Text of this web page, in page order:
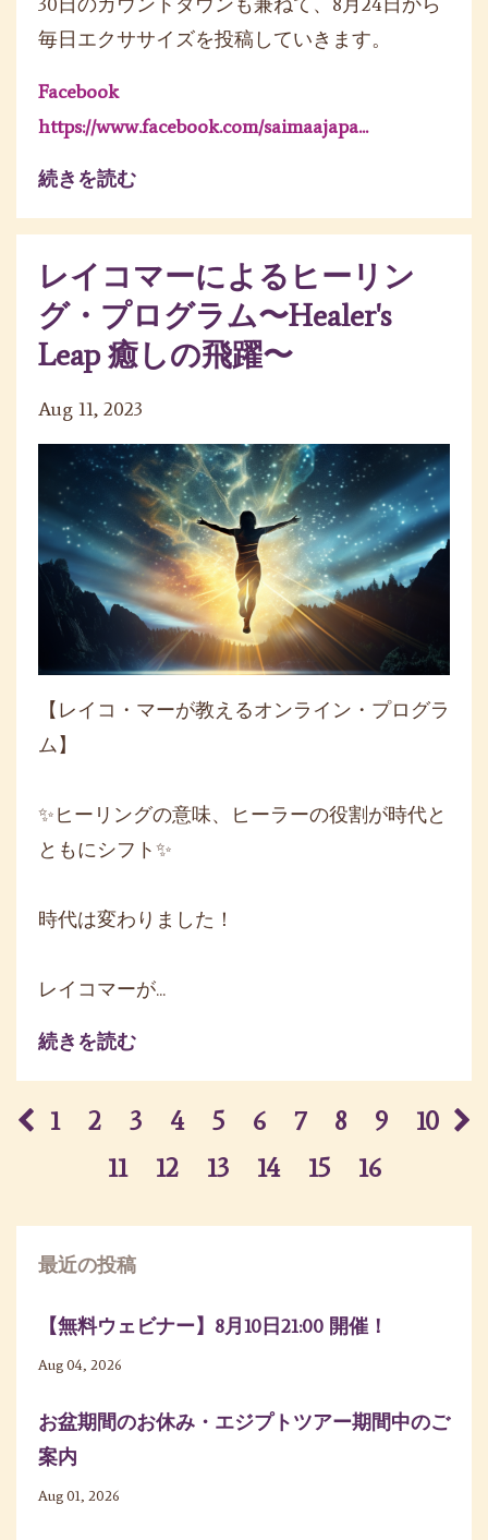
毎日エクササイズを投稿していきます。
Facebook
https://www.facebook.com/saimaajapa...
続きを読む
レイコマーによるヒーリン
グ・プログラム〜Healer's
Leap 癒しの飛躍〜
Aug 11, 2023
【レイコ・マーが教えるオンライン・プログラ
ム】
✨ヒーリングの意味、ヒーラーの役割が時代と
ともにシフト✨
時代は変わりました！
レイコマーが...
続きを読む
1 2 3 4 5 6 7 8 9
10
11
12 13 14 15 16
最近の投稿
【無料ウェビナー】8月10日21:00 開催！
Aug 04, 2026
お盆期間のお休み・エジプトツアー期間中のご
案内
Aug 01, 2026